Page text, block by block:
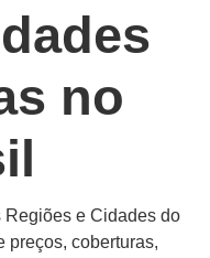
no
Regiões e Cidades do
preços, coberturas,